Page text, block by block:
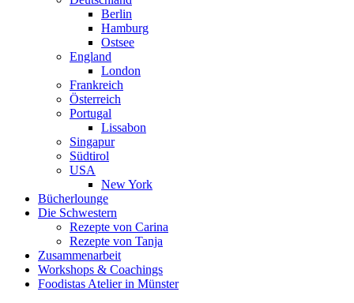
Berlin
Hamburg
Ostsee
England
London
Frankreich
Österreich
Portugal
Lissabon
Singapur
Südtirol
USA
New York
Bücherlounge
Die Schwestern
Rezepte von Carina
Rezepte von Tanja
Zusammenarbeit
Workshops & Coachings
Foodistas Atelier in Münster